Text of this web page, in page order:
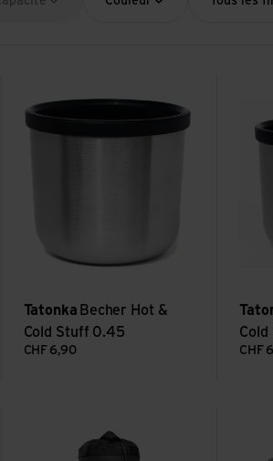
Tatonka Becher Hot &
Cold Stuff 0.45
CHF 6,90 CHF